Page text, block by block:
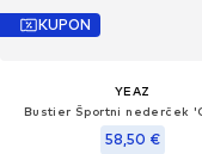
KUPON
YEAZ
Bustier Športni nederček
58,50 €